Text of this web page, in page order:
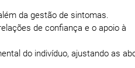
da gestão de sintomas.
de confiança e o apoio à
do indivíduo, ajustando as